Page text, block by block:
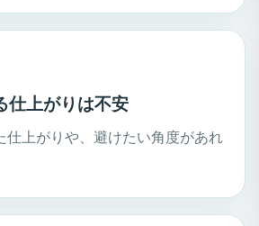
仕上がりは不安
仕上がりや、避けたい角度があれ